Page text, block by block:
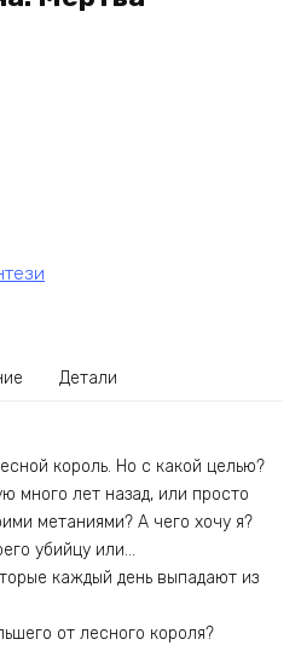
Детали
король. Но с какой целью?
много лет назад, или просто
метаниями? А чего хочу я?
убийцу или…
каждый день выпадают из
от лесного короля?